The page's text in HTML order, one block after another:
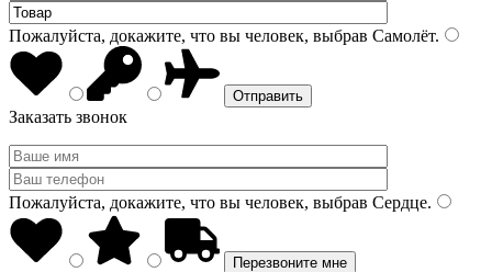
Пожалуйста, докажите, что вы человек, выбрав Самолёт.
Заказать звонок
Пожалуйста, докажите, что вы человек, выбрав Сердце.